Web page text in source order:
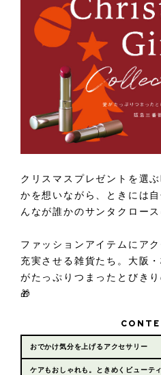
クリスマスプレゼントを選
かを想いながら、ときには
んなが誰かのサンタクロース
ファッションアイテムにア
充実させる雑貨たち。大阪
がたっぷりつまったとびき
🎁
おでかけ気分を上げるアクセサリー
ケアもおしゃれも。ときめくビューテ